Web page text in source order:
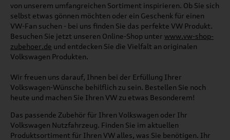
von unserem umfangreichen Sortiment inspirieren. Ob Sie sich
selbst etwas gönnen möchten oder ein Geschenk für einen
VW-Fan suchen - bei uns finden Sie das perfekte VW Produkt.
Besuchen Sie jetzt unseren Online-Shop unter www.vw-shop-
zubehoer.de und entdecken Sie die Vielfalt an originalen
Volkswagen Produkten.
Wir freuen uns darauf, Ihnen bei der Erfüllung Ihrer
Volkswagen-Wünsche behilflich zu sein. Bestellen Sie noch
heute und machen Sie Ihren VW zu etwas Besonderem!
Das passende Zubehör für Ihren Volkswagen oder Ihr
Volkswagen Nutzfahrzeug. Finden Sie im aktuellen
Produktsortiment für Ihren VW alles, was Sie benötigen. Ihr